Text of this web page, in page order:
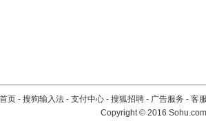
页 - 搜狗输入法 - 支付中心 - 搜狐招聘 - 广告服务 - 客
Copyright©2016